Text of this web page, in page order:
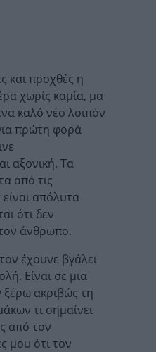
και προχθές η
χωρίς καμία, μα
καλό νέο λοιπόν
πρώτη φορά
αξονική. Τα
από τις
είναι απόλυτα
ότι δεν
άνθρωπο.
έχουνε βγάλει
Είναι σε μια
ξέρω ακριβώς τη
τι σημαίνει
από τον
μου ότι τον